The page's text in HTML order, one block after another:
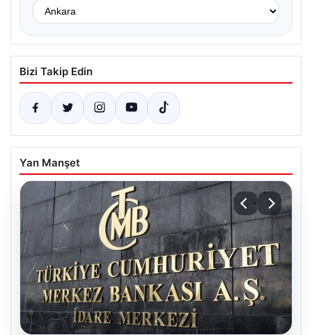
Bizi Takip Edin
Yan Manşet